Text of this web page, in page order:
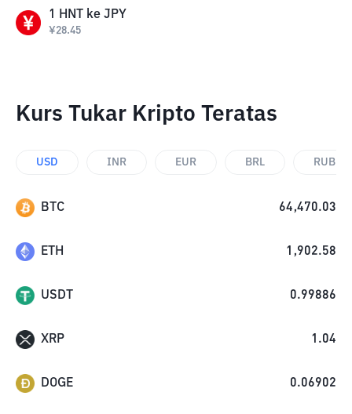
1 HNT ke JPY
¥28.45
Kurs Tukar Kripto Teratas
USD INR EUR BRL RUB
BTC 64,470.03
ETH 1,902.58
USDT 0.99886
XRP 1.04
DOGE 0.06902